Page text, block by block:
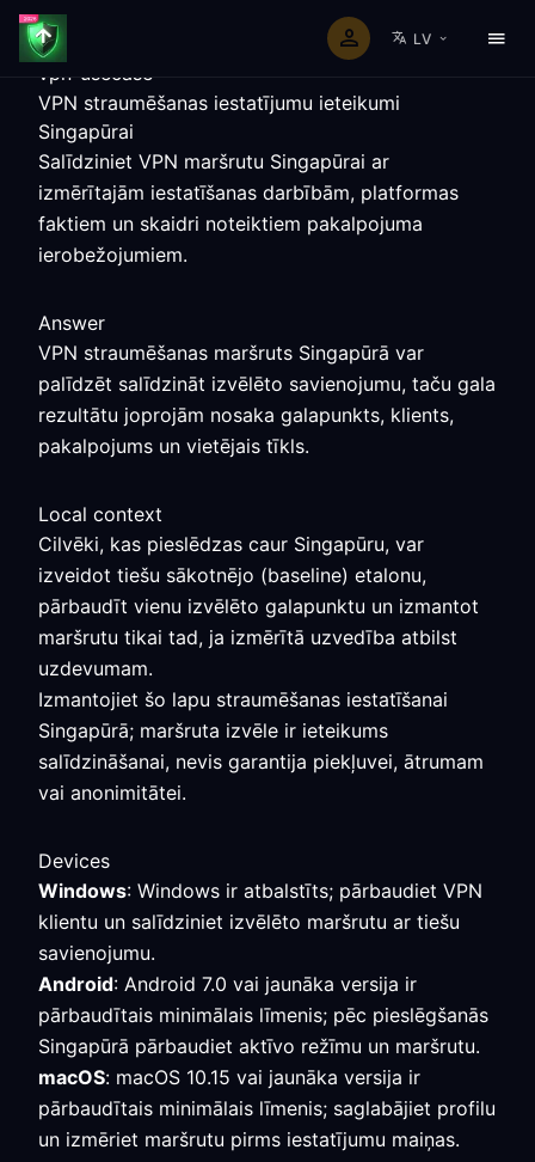
LV
vpn-usecase
VPN straumēšanas iestatījumu ieteikumi
Singapūrai
Salīdziniet VPN maršrutu Singapūrai ar
izmērītajām iestatīšanas darbībām, platformas
faktiem un skaidri noteiktiem pakalpojuma
ierobežojumiem.
Answer
VPN straumēšanas maršruts Singapūrā var
palīdzēt salīdzināt izvēlēto savienojumu, taču gala
rezultātu joprojām nosaka galapunkts, klients,
pakalpojums un vietējais tīkls.
Local context
Cilvēki, kas pieslēdzas caur Singapūru, var
izveidot tiešu sākotnējo (baseline) etalonu,
pārbaudīt vienu izvēlēto galapunktu un izmantot
maršrutu tikai tad, ja izmērītā uzvedība atbilst
uzdevumam.
Izmantojiet šo lapu straumēšanas iestatīšanai
Singapūrā; maršruta izvēle ir ieteikums
salīdzināšanai, nevis garantija piekļuvei, ātrumam
vai anonimitātei.
Devices
Windows: Windows ir atbalstīts; pārbaudiet VPN
klientu un salīdziniet izvēlēto maršrutu ar tiešu
savienojumu.
Android: Android 7.0 vai jaunāka versija ir
pārbaudītais minimālais līmenis; pēc pieslēgšanās
Singapūrā pārbaudiet aktīvo režīmu un maršrutu.
macOS: macOS 10.15 vai jaunāka versija ir
pārbaudītais minimālais līmenis; saglabājiet profilu
un izmēriet maršrutu pirms iestatījumu maiņas.